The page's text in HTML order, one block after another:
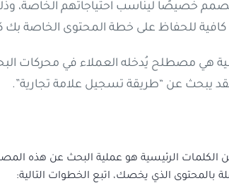
خصيصًا ليناسب احتياجاتهم الخاصة،
للحفاظ على خطة المحتوى الخاصة بك
هي مصطلح يُدخله العملاء في محركات
يبحث عن “طريقة تسجيل علامة تجارية”.
الرئيسية هو عملية البحث عن هذه
بالمحتوى الذي يخصك، اتبع الخطوات التالية: